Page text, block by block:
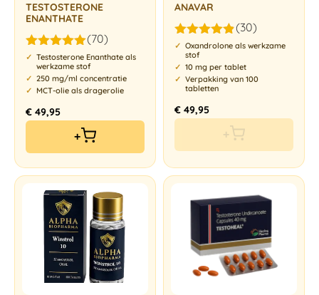
TESTOSTERONE
ENANTHATE
Gewaardeerd
4.94uit 5
(70)
Testosterone Enanthate als
werkzame stof
250 mg/ml concentratie
MCT-olie als dragerolie
€ 49,95
+
ANAVAR
Gewaardeerd
4.83uit 5
(30)
Oxandrolone als werkzame
stof
10 mg per tablet
Verpakking van 100
tabletten
€ 49,95
+